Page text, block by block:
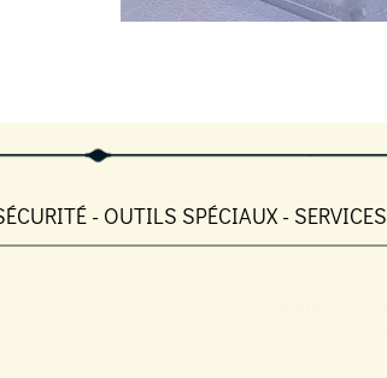
- OUTILS SPÉCIAUX - SERVICES